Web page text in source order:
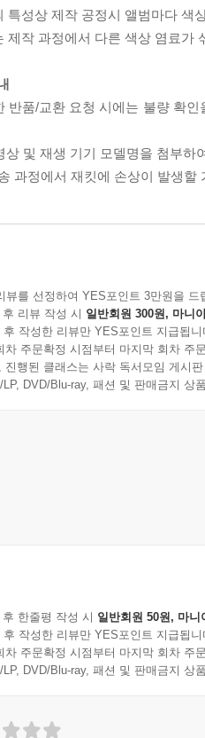
특성상 제작 공정시 앨범마다 색
제작 과정에서 다른 색상 염료가
반품/교환 요청 시에는 불량 확
상 및 재생 기기 모델명을 첨부하
과정에서 재킷에 손상이 발생
뷰를 선정하여 YES포인트 3만원을 드
리뷰 작성 시 일반회원 300원, 마니
작성한 리뷰만 YES포인트 지급됩니
차 주문확정 시점부터 마지막 회차 주
진행된 클래스는 사락 독서모임 게시
DVD/Blu-ray, 패션 및 판매금지 상
한줄평 작성 시 일반회원 50원, 마니
작성한 리뷰만 YES포인트 지급됩니
차 주문확정 시점부터 마지막 회차 주
DVD/Blu-ray, 패션 및 판매금지 상